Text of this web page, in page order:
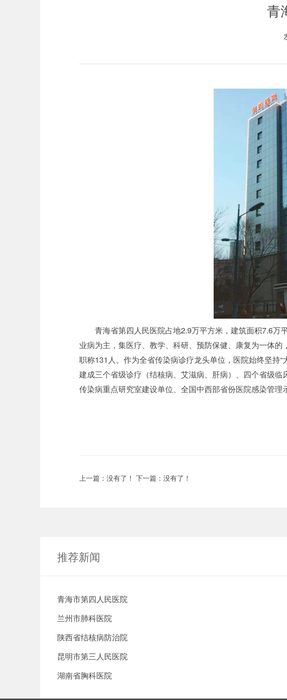
青
青海省第四人民医院占地2.9万平方米，建筑面积7.6
业病为主，集医疗、教学、科研、预防保健、康复为一体
职称131人。作为全省传染病诊疗龙头单位，医院始终坚持
建成三个省级诊疗（结核病、艾滋病、肝病）、四个省级
传染病重点研究室建设单位、全国中西部省份医院感染管理
上一篇：没有了！ 下一篇：没有了！
推荐新闻
青海市第四人民医院
兰州市肺科医院
陕西省结核病防治院
昆明市第三人民医院
湖南省胸科医院